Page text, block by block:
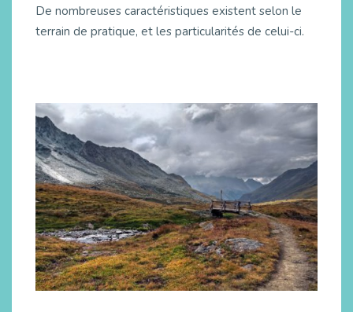
De nombreuses caractéristiques existent selon le
terrain de pratique, et les particularités de celui-ci.